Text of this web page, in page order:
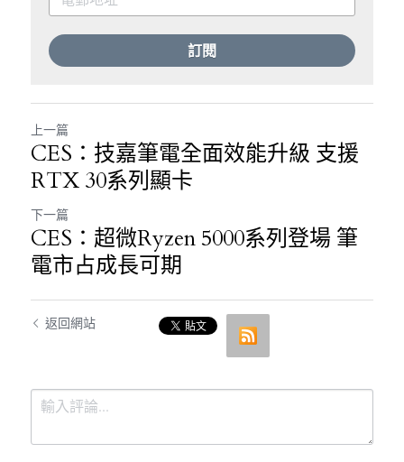
訂閱
上一篇
CES：技嘉筆電全面效能升級 支援
RTX 30系列顯卡
下一篇
CES：超微Ryzen 5000系列登場 筆
電市占成長可期
返回網站